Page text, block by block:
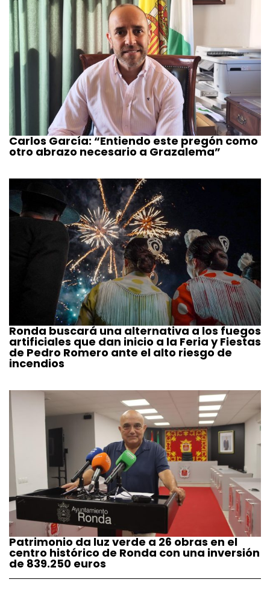
Carlos García: “Entiendo este pregón como
otro abrazo necesario a Grazalema”
Ronda buscará una alternativa a los fuegos
artificiales que dan inicio a la Feria y Fiestas
de Pedro Romero ante el alto riesgo de
incendios
Patrimonio da luz verde a 26 obras en el
centro histórico de Ronda con una inversión
de 839.250 euros